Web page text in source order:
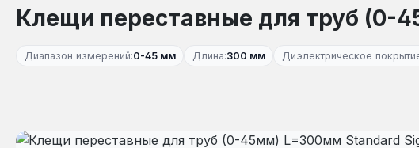
Клещи переставные для труб (0-
Диапазон измерений:0-45 мм Длина:300 мм Диэлектрическое
Пропустить галерею изображений